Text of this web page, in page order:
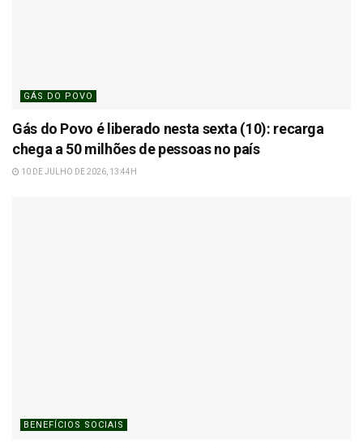
GÁS DO POVO
Gás do Povo é liberado nesta sexta (10): recarga
chega a 50 milhões de pessoas no país
10 DE JULHO DE 2026, 13:44H
BENEFÍCIOS SOCIAIS